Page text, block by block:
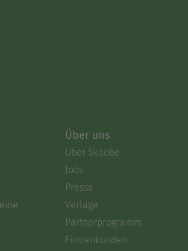
Über uns
Über Skoobe
Jobs
Presse
Verlage
Partnerprogramm
Firmenkunden